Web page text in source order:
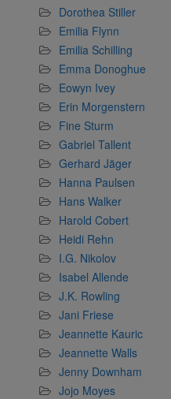
Dorothea Stiller
Emilia Flynn
Emilia Schilling
Emma Donoghue
Eowyn Ivey
Erin Morgenstern
Fine Sturm
Gabriel Tallent
Gerhard Jäger
Hanna Paulsen
Hans Walker
Harold Cobert
Heidi Rehn
I.G. Nikolov
Isabel Allende
J.K. Rowling
Jani Friese
Jeannette Kauric
Jeannette Walls
Jenny Downham
Jojo Moyes